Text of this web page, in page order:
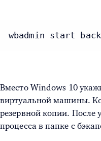
wbadmin start
Вместо Windows 10
виртуальной машины.
резервной копии. После
процесса в папке с